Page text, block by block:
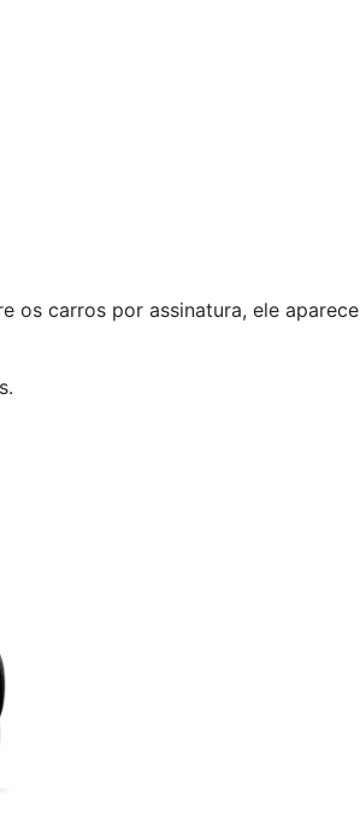
os carros por assinatura, ele aparece